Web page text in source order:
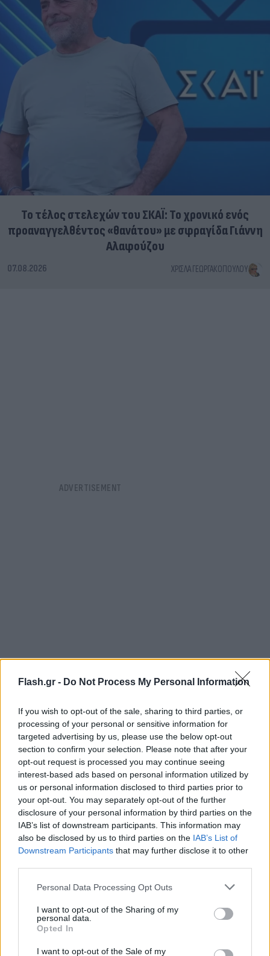
Flash.gr - Do Not Process My Personal Information
If you wish to opt-out of the sale, sharing to third parties, or
processing of your personal or sensitive information for
targeted advertising by us, please use the below opt-out
section to confirm your selection. Please note that after your
opt-out request is processed you may continue seeing
interest-based ads based on personal information utilized by
us or personal information disclosed to third parties prior to
your opt-out. You may separately opt-out of the further
disclosure of your personal information by third parties on the
IAB’s list of downstream participants. This information may
also be disclosed by us to third parties on the IAB’s List of
Downstream Participants that may further disclose it to other
Please note that this website/app uses one or more Google
not limited to your visit or usage behaviour. You may click to
grant or deny consent to Google and its third-party tags to
use your data for below specified purposes in below Google
consent section.
Personal Data Processing Opt Outs
I want to opt-out of the Sharing of my
personal data.
Opted In
I want to opt-out of the Sale of my
Το τέλος στελεχών του ΣΚΑΪ: Το χρονικό ενός
προαναγγελθέντος «θανάτου» με σφραγίδα Γιάννη
Αλαφούζου
07.08.2026 ΧΡΊΣΛΑ ΓΕΩΡΓΑΚΟΠΟΎΛΟΥ
FLASH FOCUS